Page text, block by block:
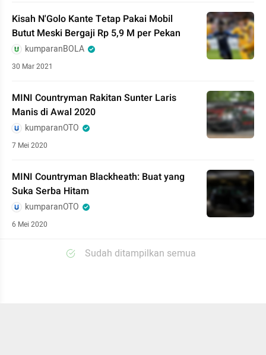
Kisah N'Golo Kante Tetap Pakai Mobil
Butut Meski Bergaji Rp 5,9 M per Pekan
kumparanBOLA
30 Mar 2021
MINI Countryman Rakitan Sunter Laris
Manis di Awal 2020
kumparanOTO
7 Mei 2020
MINI Countryman Blackheath: Buat yang
Suka Serba Hitam
kumparanOTO
6 Mei 2020
Sudah ditampilkan semua